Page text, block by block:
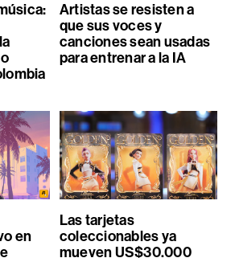
Artistas se resisten a
que sus voces y
canciones sean usadas
para entrenar a la IA
en
Las tarjetas
coleccionables ya
mueven US$30.000